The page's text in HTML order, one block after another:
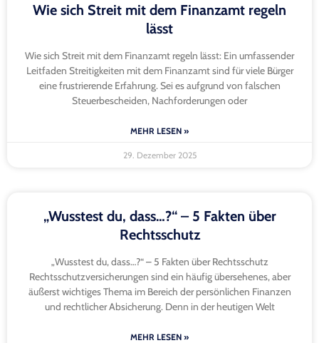
Wie sich Streit mit dem Finanzamt regeln
lässt
Wie sich Streit mit dem Finanzamt regeln lässt: Ein umfassender
Leitfaden Streitigkeiten mit dem Finanzamt sind für viele Bürger
eine frustrierende Erfahrung. Sei es aufgrund von falschen
Steuerbescheiden, Nachforderungen oder
MEHR LESEN »
29. Dezember 2025
„Wusstest du, dass…?“ – 5 Fakten über
Rechtsschutz
„Wusstest du, dass…?“ – 5 Fakten über Rechtsschutz
Rechtsschutzversicherungen sind ein häufig übersehenes, aber
äußerst wichtiges Thema im Bereich der persönlichen Finanzen
und rechtlicher Absicherung. Denn in der heutigen Welt
MEHR LESEN »